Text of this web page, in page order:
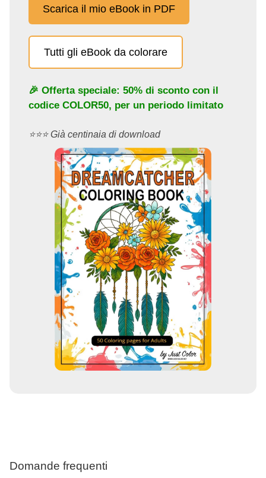
Scarica il mio eBook in PDF
Tutti gli eBook da colorare
🎉 Offerta speciale: 50% di sconto con il
codice COLOR50, per un periodo limitato
⭐️⭐️⭐️ Già centinaia di download
Domande frequenti